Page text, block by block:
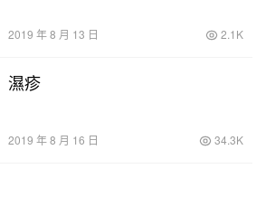
2019 年 8 月 13 日 2.1K
濕疹
2019 年 8 月 16 日 34.3K